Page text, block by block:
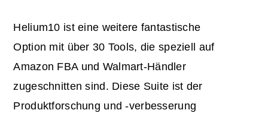
Helium10 ist eine weitere fantastische
Option mit über 30 Tools, die speziell auf
Amazon FBA und Walmart-Händler
zugeschnitten sind. Diese Suite ist der
Produktforschung und -verbesserung